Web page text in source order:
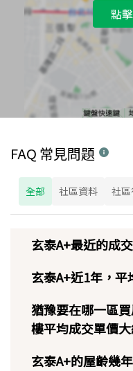
點
FAQ 常見問題
全部 社區資料 社
玄泰A+最近的成
玄泰A+近1年，平
猶豫要在哪一區
樓平均成交單價
玄泰A+的屋齡幾